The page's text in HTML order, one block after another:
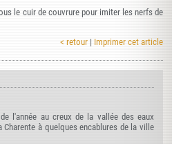
le cuir de couvrure pour imiter les nerfs de
< retour | Imprimer cet article
l'année au creux de la vallée des eaux
à quelques encablures de la ville